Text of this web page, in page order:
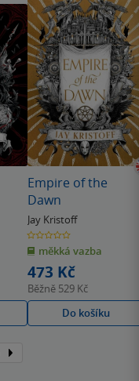
Empire of the
Dawn
Jay Kristoff
0.0
z
5
hvězdiček
měkká vazba
473 Kč
Běžně 529 Kč
Do košíku